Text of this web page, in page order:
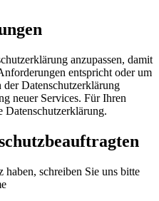
anzupassen, damit
entspricht oder um
Datenschutzerklärung
neuer Services. Für Ihren
Datenschutzerklärung.
haben, schreiben Sie uns bitte